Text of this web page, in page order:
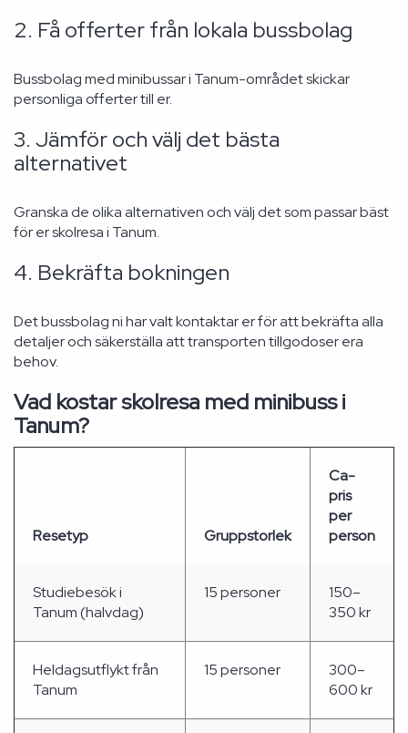
2. Få offerter från lokala bussbolag
Bussbolag med minibussar i Tanum-området skickar
personliga offerter till er.
3. Jämför och välj det bästa
alternativet
Granska de olika alternativen och välj det som passar bäst
för er skolresa i Tanum.
4. Bekräfta bokningen
Det bussbolag ni har valt kontaktar er för att bekräfta alla
detaljer och säkerställa att transporten tillgodoser era
behov.
Vad kostar skolresa med minibuss i
Tanum?
Resetyp Gruppstorlek
Ca-
pris
per
person
Studiebesök i
Tanum (halvdag)
15 personer
150–
350 kr
Heldagsutflykt från
Tanum
15 personer
300–
600 kr